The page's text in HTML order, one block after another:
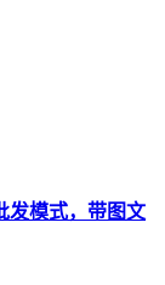
发模式，带图文